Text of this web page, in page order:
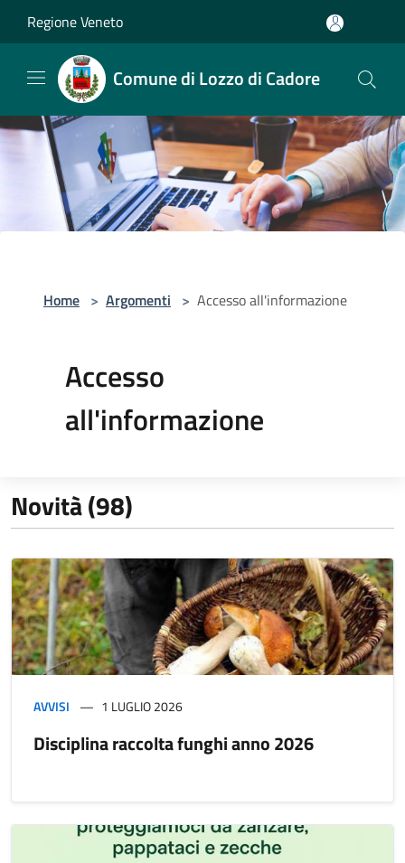
Regione Veneto
Comune di Lozzo di Cadore
Home > Argomenti > Accesso all'informazione
Accesso
all'informazione
Novità (98)
AVVISI 1 LUGLIO 2026
Disciplina raccolta funghi anno 2026